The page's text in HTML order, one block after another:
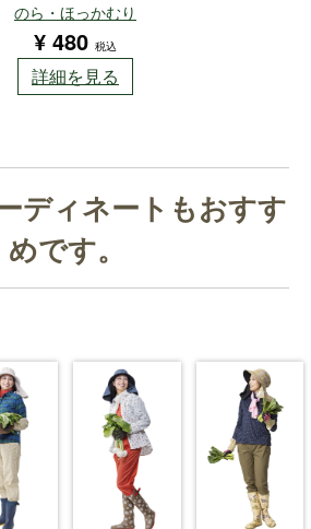
のら・ほっかむり
¥ 480 税込
詳細を見る
ディネートもおすす
めです。